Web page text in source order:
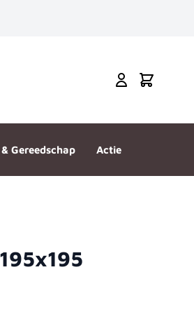
Cart
Gereedschap Actie